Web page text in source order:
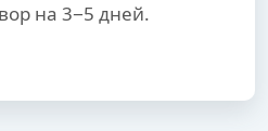
на 3−5 дней.